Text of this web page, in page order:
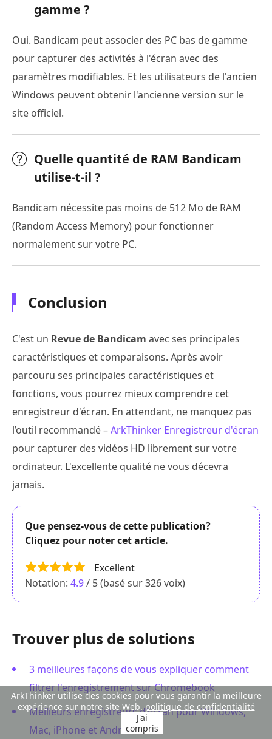
gamme ?
Oui. Bandicam peut associer des PC bas de gamme
pour capturer des activités à l'écran avec des
paramètres modifiables. Et les utilisateurs de l'ancien
Windows peuvent obtenir l'ancienne version sur le
site officiel.
Quelle quantité de RAM Bandicam
utilise-t-il ?
Bandicam nécessite pas moins de 512 Mo de RAM
(Random Access Memory) pour fonctionner
normalement sur votre PC.
Conclusion
C'est un Revue de Bandicam avec ses principales
caractéristiques et comparaisons. Après avoir
parcouru ses principales caractéristiques et
fonctions, vous pourrez mieux comprendre cet
enregistreur d'écran. En attendant, ne manquez pas
l’outil recommandé –ArkThinker Enregistreur d'écran
pour capturer des vidéos HD librement sur votre
ordinateur. L'excellente qualité ne vous décevra
jamais.
Que pensez-vous de cette publication?
Cliquez pour noter cet article.
Excellent
Notation: 4.9/ 5 (basé sur326voix)
Trouver plus de solutions
3 meilleures façons de vous expliquer comment
filtrer l'enregistrement sur Chromebook
Meilleurs enregistreurs d'écran pour Windows,
Mac, iPhone et Android
ArkThinker utilise des cookies pour vous garantir la meilleure
expérience sur notre site Web.politique de confidentialité
J'ai
compris